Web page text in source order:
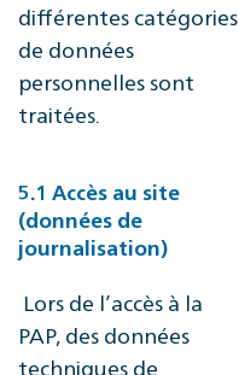
différentes catégories
de données
personnelles sont
traitées.
5.1 Accès au site
(données de
journalisation)
Lors de l’accès à la
PAP, des données
techniques de